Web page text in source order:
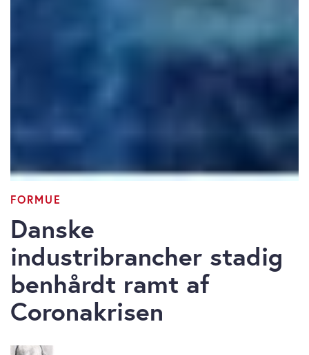
FORMUE
Danske
industribrancher stadig
benhårdt ramt af
Coronakrisen